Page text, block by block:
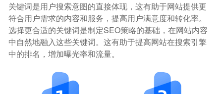
关键词是用户搜索意图的直接体现，这有助于网站提供更
符合用户需求的内容和服务，提高用户满意度和转化率。
选择更合适的关键词是制定SEO策略的基础，在网站内容
中自然地融入这些关键词。这有助于提高网站在搜索引擎
中的排名，增加曝光率和流量。